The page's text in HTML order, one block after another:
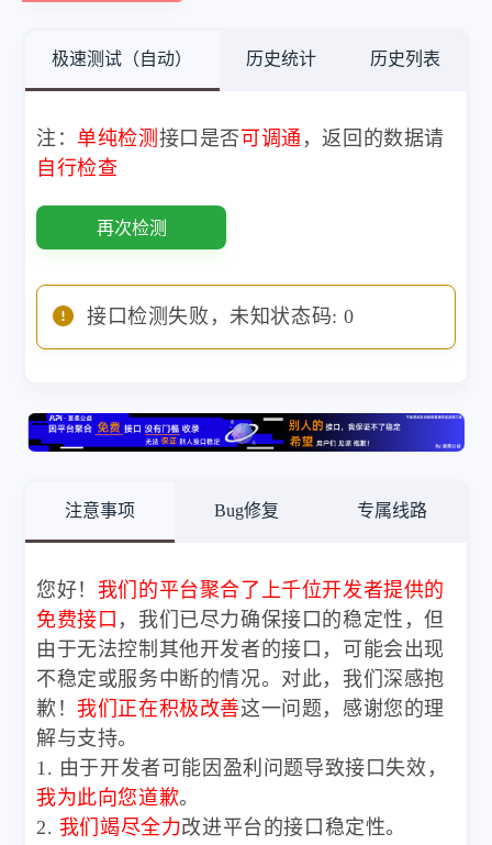
极速测试（自动） 历史统计 历史列表
注： 单纯检测 接口是否 可调通 ，返回的数据请
自行检查
再次检测
接口检测失败，未知状态码: 0
注意事项 Bug修复 专属线路
您好！ 我们的平台聚合了上千位开发者提供的
免费接口 ，我们已尽力确保接口的稳定性，但
由于无法控制其他开发者的接口，可能会出现
不稳定或服务中断的情况。对此，我们深感抱
歉！ 我们正在积极改善这一问题，感谢您的理
解与支持。
1. 由于开发者可能因盈利问题导致接口失效，
我为此向您道歉。
2. 我们竭尽全力改进平台的接口稳定性。